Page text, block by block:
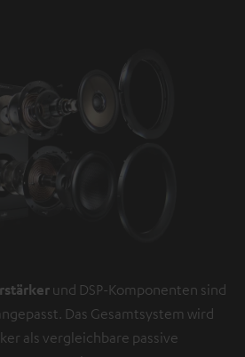
und DSP-Komponenten sind
Das Gesamtsystem wird
als vergleichbare passive